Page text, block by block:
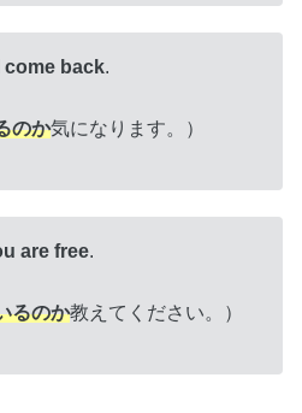
come back.
のか気になります。）
are free.
るのか教えてください。）